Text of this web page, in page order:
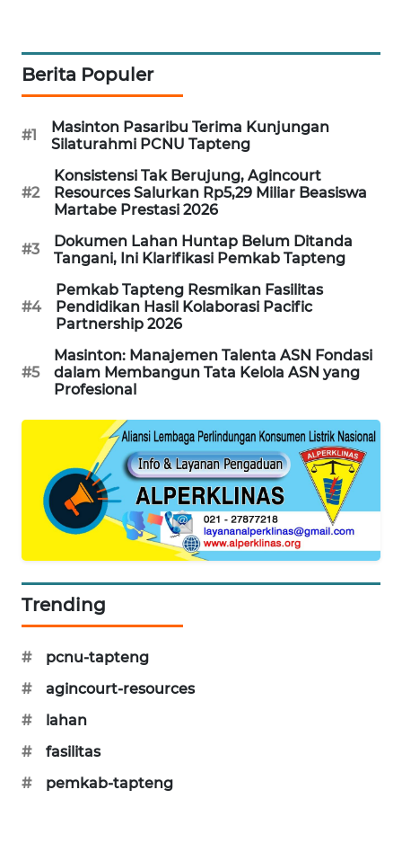
Berita Populer
#1
Masinton Pasaribu Terima Kunjungan
Silaturahmi PCNU Tapteng
#2
Konsistensi Tak Berujung, Agincourt
Resources Salurkan Rp5,29 Miliar Beasiswa
Martabe Prestasi 2026
#3
Dokumen Lahan Huntap Belum Ditanda
Tangani, Ini Klarifikasi Pemkab Tapteng
#4
Pemkab Tapteng Resmikan Fasilitas
Pendidikan Hasil Kolaborasi Pacific
Partnership 2026
#5
Masinton: Manajemen Talenta ASN Fondasi
dalam Membangun Tata Kelola ASN yang
Profesional
Trending
#
pcnu-tapteng
#
agincourt-resources
#
lahan
#
fasilitas
#
pemkab-tapteng
JURNAL
MARITIM
HUMBANG
NEWS
GARONGGANG
NEWS
FISUELRI
ENERGI
CILEUNGSI
NEWS
BERAMPU
NEWS
ANUGERAH
NEWS
AKHLAK
PERAPKI
SONYA